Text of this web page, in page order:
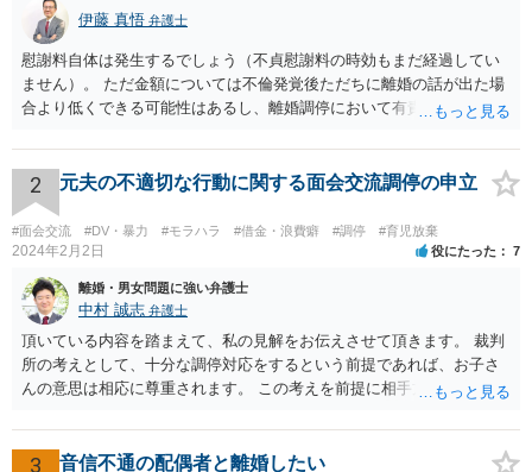
伊藤 真悟 弁護士
慰謝料自体は発生するでしょう（不貞慰謝料の時効もまだ経過してい
ません）。 ただ金額については不倫発覚後ただちに離婚の話が出た場
合より低くできる可能性はあるし、離婚調停において有責配偶者の主
主張は考えられます。 養育費なども含めて一度弁護士に相談すること
を勧めます。
2 元夫の不適切な行動に関する面会交流調停の申立
#面会交流 #DV・暴力 #モラハラ #借金・浪費癖 #調停 #育児放棄
2024年2月2日 役にたった 7
離婚・男女問題に強い弁護士
中村 誠志 弁護士
頂いている内容を踏まえて、私の見解をお伝えさせて頂きます。 裁判
所の考えとして、十分な調停対応をするという前提であれば、お子さ
んの意思は相応に尊重されます。 この考えを前提に相手方と対応され
ら、今後方法も含めて裁判所で話し合いたいと相手方に伝え、面会交
流調停を行われることをお勧めします。 他方、弁護士を就けることも
3 音信不通の配偶者と離婚したい